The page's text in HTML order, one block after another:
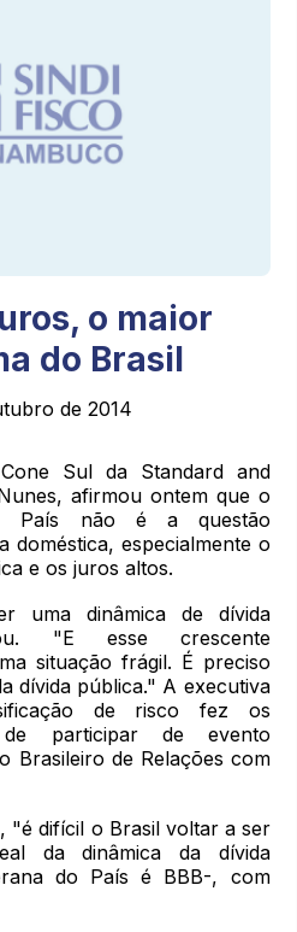
o maior
do Brasil
de 2014
Sul da Standard and
afirmou ontem que o
País não é a questão
doméstica, especialmente o
e os juros altos.
uma dinâmica de dívida
"E esse crescente
situação frágil. É preciso
dívida pública." A executiva
de risco fez os
de participar de evento
Brasileiro de Relações com
"é difícil o Brasil voltar a ser
da dinâmica da dívida
do País é BBB-, com